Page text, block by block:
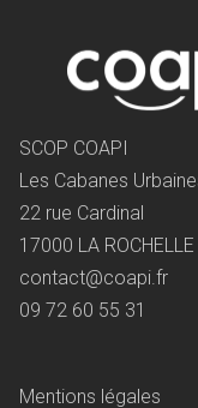
SCOP COAPI
Les Cabanes
22 rue Cardinal
17000 LA ROCHELLE
contact@coapi.fr
09 72 60 55 31
Mentions légales